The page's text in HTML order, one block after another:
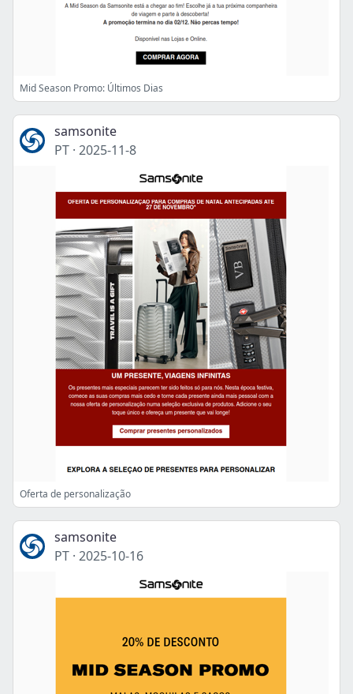
Mid Season Promo: Últimos Dias
samsonite
PT · 2025-11-8
Oferta de personalização
samsonite
PT · 2025-10-16